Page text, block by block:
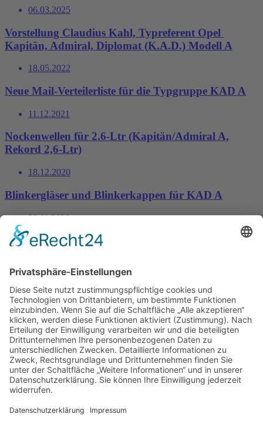
06.03.2025
Vorstellung Claudius Kahl, Typreferent Opel
Kapitän, Admiral, Diplomat (K.A.D.) Modell A
18.05.2022
Neue Mail-Verteilerliste für die Typgruppe KAD A
11.12.2021
Nockenwellen für 2.6-Ltr (Kapitän/Admiral A,
Rekord 2,6-Ltr)
18.12.2020
Blinkergläser und Blinkerkappen für KAD A
28.11.2020
Seite1 Seite2
Impressum
Datenschutzerklärung
Mitgliederbereich
Facebook
Instagram
Umsetzung:DOUBLE-A-DESIGN
Kontakt
Impressum
Datenschutzerklärung
Mitgliederbereich